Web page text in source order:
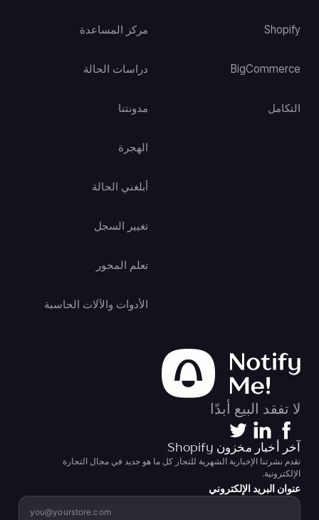
مركز المساعدة
دراسات الحالة
مدونتنا
الهجرة
أبلغني الحالة
تغيير السجل
تعلم المحور
الأدوات والآلات الحاسبة
Shopify
BigCommerce
التكامل
لا تفقد البيع أبدًا
آخر أخبار مخزون Shopify
تقدم نشرتنا الإخبارية الشهرية للتجار كل ما هو جديد في مجال التجارة
الإلكترونية.
عنوان البريد الإلكتروني